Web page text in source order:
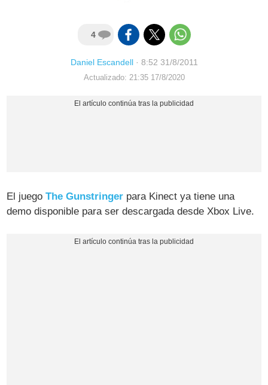
4
Daniel Escandell· 8:52 31/8/2011
Actualizado: 21:35 17/8/2020
El juegoThe Gunstringer para Kinect ya tiene una
demo disponible para ser descargada desde Xbox Live.